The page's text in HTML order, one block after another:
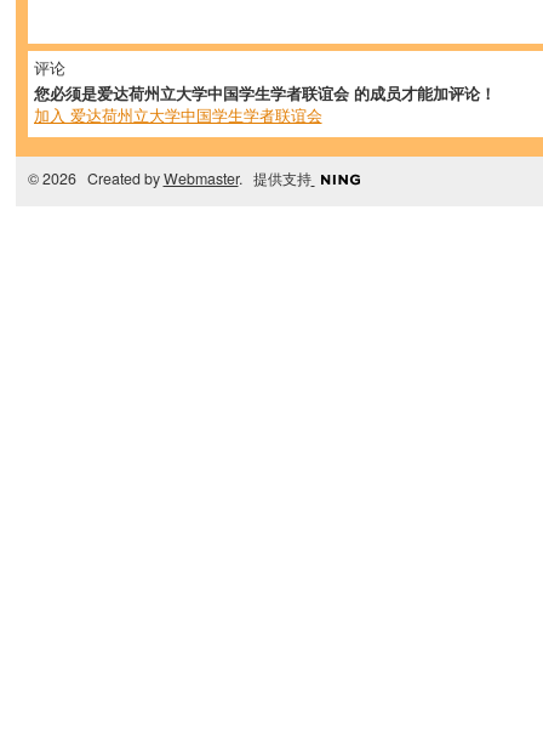
评论
您必须是爱达荷州立大学中国学生学者联谊会 的成员才能加评论！
加入 爱达荷州立大学中国学生学者联谊会
© 2026 Created byWebmaster. 提供支持